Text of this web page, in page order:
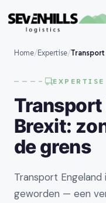
Home/Expertise/
EXPERTISE
Brexit:
de grens
Transport
geworden — een